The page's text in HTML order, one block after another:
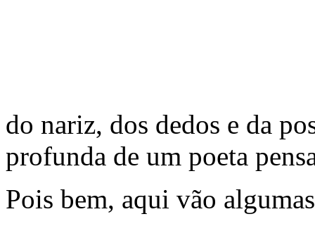
do nariz, dos dedos e da
profunda de um poeta
Pois bem, aqui vão